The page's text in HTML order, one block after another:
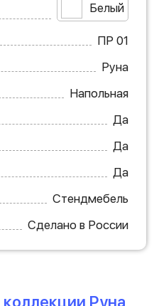
Белый
ПР 01
Руна
Напольная
Да
Да
Да
Стендмебель
Сделано в России
Руна